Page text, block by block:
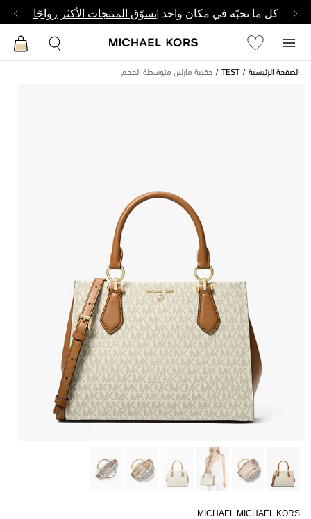
كل ما تحبّه في مكان واحد |تسوّق المنتجات الأكثر رواجًا
الصفحة الرئيسية TEST حقيبة مارلين متوسطة الحجم
MICHAEL MICHAEL KORS